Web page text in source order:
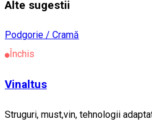
Alte sugestii
Podgorie / Cramă
Închis
Vinaltus
Struguri, must,vin, tehnologii